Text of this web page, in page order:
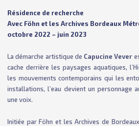
Résidence de recherche
Avec Föhn et les Archives Bordeaux
octobre 2022 – juin 2023
La démarche artistique de Capucine Vever
cache derrière les paysages aquatiques,
les mouvements contemporains qui les
installations, l’eau devient un personnage
une voix.
Initiée par Föhn et les Archives de